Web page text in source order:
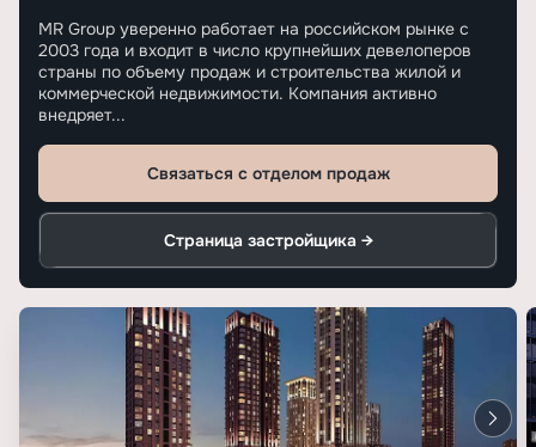
MR Group уверенно работает на российском рынке с
2003 года и входит в число крупнейших девелоперов
страны по объему продаж и строительства жилой и
коммерческой недвижимости. Компания активно
внедряет...
Связаться с отделом продаж
Страница застройщика →